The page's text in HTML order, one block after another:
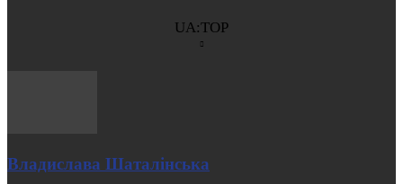
UA:TOP
Владислава Шаталінська